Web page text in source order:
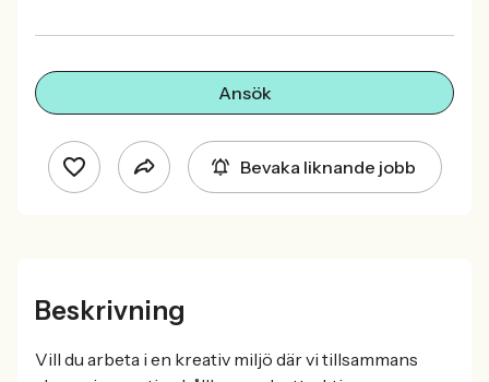
Ansök
Bevaka liknande jobb
Beskrivning
Vill du arbeta i en kreativ miljö där vi tillsammans